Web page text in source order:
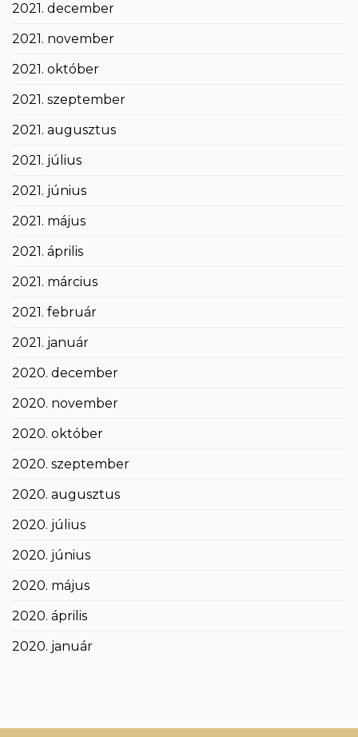
2021. december
2021. november
2021. október
2021. szeptember
2021. augusztus
2021. július
2021. június
2021. május
2021. április
2021. március
2021. február
2021. január
2020. december
2020. november
2020. október
2020. szeptember
2020. augusztus
2020. július
2020. június
2020. május
2020. április
2020. január